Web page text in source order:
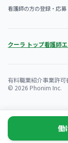
看護師の方の登録・応募
クーラ トップ看護師
有料職業紹介事業許
© 2026 Phonim Inc.
働